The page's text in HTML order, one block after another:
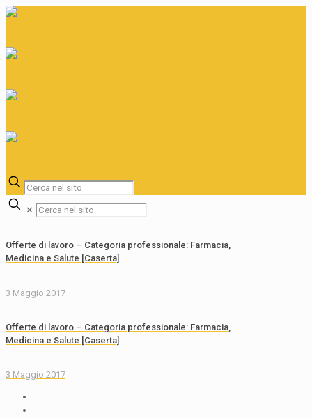
✕
Offerte di lavoro – Categoria professionale: Farmacia,
Medicina e Salute [Caserta]
3 Maggio 2017
Offerte di lavoro – Categoria professionale: Farmacia,
Medicina e Salute [Caserta]
3 Maggio 2017